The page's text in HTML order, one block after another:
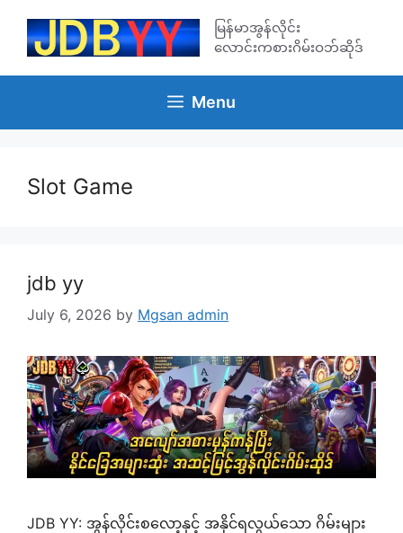
content
မြန်မာအွန်လိုင်း
လောင်းကစားဂိမ်းဝဘ်ဆိုဒ်
Menu
Slot Game
jdb yy
July 6, 2026 by Mgsan admin
JDB YY: အွန်လိုင်းစလော့နှင့် အနိုင်ရလွယ်သော ဂိမ်းများ